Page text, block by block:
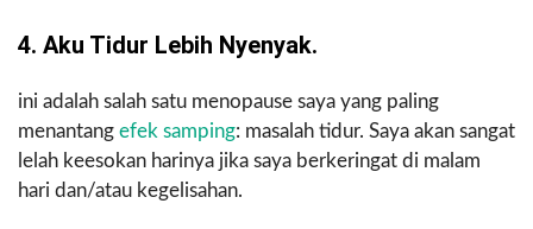
4. Aku Tidur Lebih Nyenyak.
ini adalah salah satu menopause saya yang paling
menantang efek samping: masalah tidur. Saya akan sangat
lelah keesokan harinya jika saya berkeringat di malam
hari dan/atau kegelisahan.